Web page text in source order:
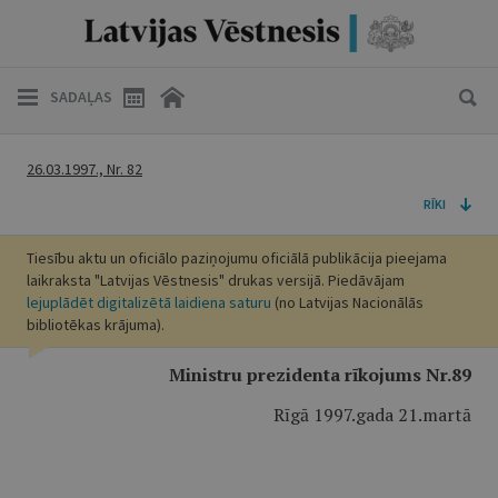
SADAĻAS
26.03.1997., Nr. 82
RĪKI
Tiesību aktu un oficiālo paziņojumu oficiālā publikācija pieejama
laikraksta "Latvijas Vēstnesis" drukas versijā. Piedāvājam
lejuplādēt digitalizētā laidiena saturu (no Latvijas Nacionālās
bibliotēkas krājuma).
Ministru prezidenta rīkojums Nr.89
Rīgā 1997.gada 21.martā